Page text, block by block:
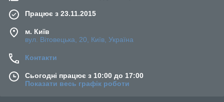
Працює з 23.11.2015
м. Київ
вул. Вітовецька, 20, Київ, Україна
Контакти
Сьогодні працює з 10:00 до 17:00
Показати весь графік роботи